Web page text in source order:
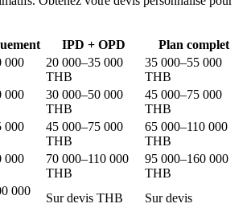
IPD + OPD
Plan complet
000
20 000–35 000
THB
35 000–55 000
THB
000
30 000–50 000
THB
45 000–75 000
THB
000
45 000–75 000
THB
65 000–110 000
THB
000
70 000–110 000
THB
95 000–160 000
THB
000
Sur devis THB Sur devis